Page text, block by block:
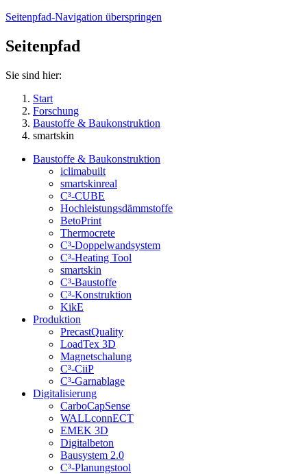
Seitenpfad-Navigation überspringen
Seitenpfad
Sie sind hier:
Start
Forschung
Baustoffe & Baukonstruktion
smartskin
Baustoffe & Baukonstruktion
iclimabuilt
smartskinreal
C³-CUBE
Hochleistungsdämmstoffe
BetoPrint
Thermocrete
C³-Doppelwandsystem
C³-Heating Tool
smartskin
C³-Baustoffe
C³-Konstruktion
KikE
Produktion
PrecastQuality
LoadTex 3D
Magnetschalung
C³-CiiP
C³-Garnablage
Digitalisierung
CarboCapSense
WALLconnECT
EMEK 3D
Digitalbeton
Bausystem 2.0
C³-Planungstool